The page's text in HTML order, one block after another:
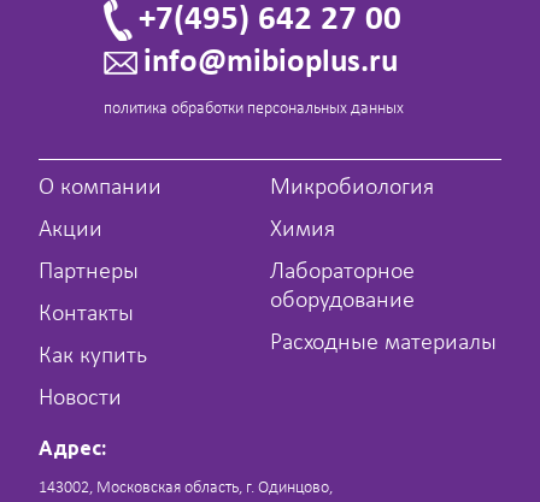
+7(495) 642 27 00
info@mibioplus.ru
политика обработки персональных данных
О компании
Акции
Партнеры
Контакты
Как купить
Новости
Микробиология
Химия
Лабораторное
оборудование
Расходные материалы
Адрес:
143002, Московская область, г. Одинцово,